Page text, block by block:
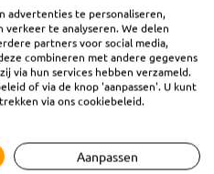
advertenties te personaliseren,
verkeer te analyseren. We delen
partners voor social media,
combineren met andere gegevens
via hun services hebben verzameld.
of via de knop 'aanpassen'. U kunt
via ons cookiebeleid.
Aanpassen